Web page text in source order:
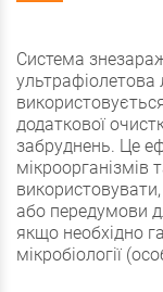
Система
ультрафіолетова
додаткової
забруднень. Це
мікроорганізмів
або передумови
якщо необхідно
мікробіології